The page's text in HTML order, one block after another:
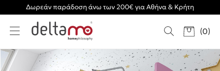
Δωρεάν παράδοση άνω των 200€ για Αθήνα & Κρήτη
(0)